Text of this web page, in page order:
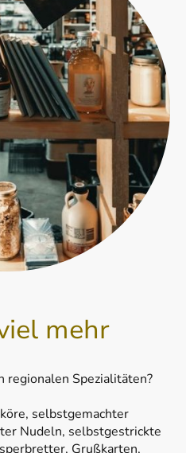
mehr
regionalen Spezialitäten?
selbstgemachter
Nudeln, selbstgestrickte
Grußkarten,